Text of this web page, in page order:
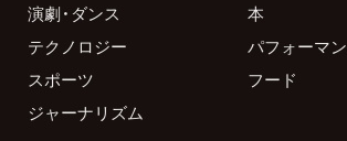
演劇・ダンス
本
テクノロジー
パフォーマ
スポーツ
フード
ジャーナリズム